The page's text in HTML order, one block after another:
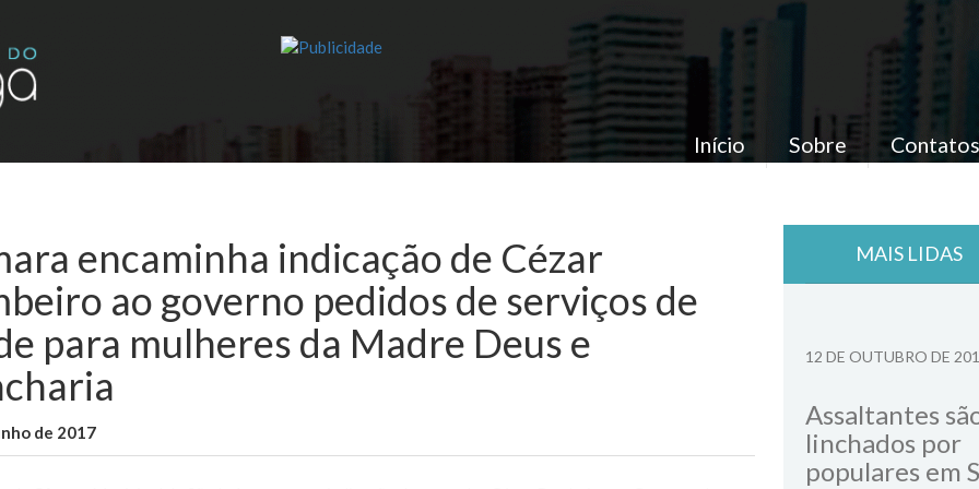
Início Sobre Contatos
encaminha indicação de Cézar
ao governo pedidos de serviços de
para mulheres da Madre Deus e
de 2017
MAIS LIDAS
12 DE OUTUBRO DE
Assaltantes
linchados por
populares em